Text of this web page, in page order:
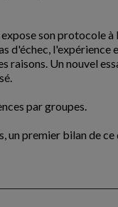
son protocole
d'échec,
raisons. Un nouvel
par groupes.
un premier bilan de